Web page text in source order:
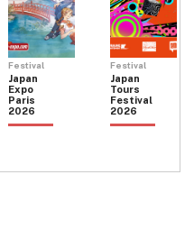
Festival
Japan
Expo
Paris
2026
Festival
Japan
Tours
Festival
2026